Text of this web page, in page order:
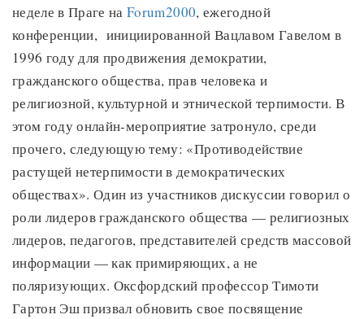
неделе в Праге наForum2000, ежегодной
конференции, инициированной Вацлавом Гавелом в
1996 году для продвижения демократии,
гражданского общества, прав человека и
религиозной, культурной и этнической терпимости. В
этом году онлайн-мероприятие затронуло, среди
прочего, следующую тему: «Противодействие
растущей нетерпимости в демократических
обществах». Один из участников дискуссии говорил о
роли лидеров гражданского общества — религиозных
лидеров, педагогов, представителей средств массовой
информации — как примиряющих, а не
поляризующих. Оксфордский профессор Тимоти
Гартон Эш призвал обновить свое посвящение